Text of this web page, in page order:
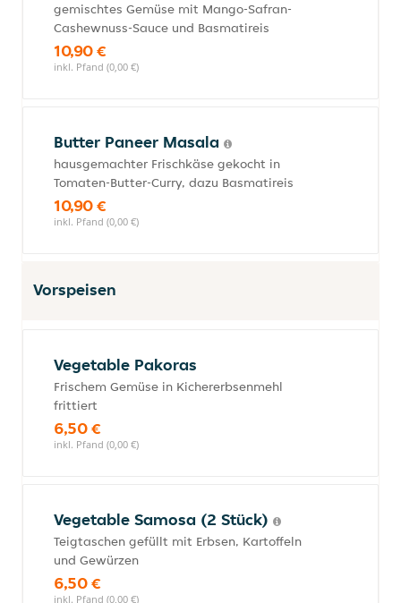
gemischtes Gemüse mit Mango-Safran-
Cashewnuss-Sauce und Basmatireis
10,90 €
inkl. Pfand (0,00 €)
Butter Paneer Masala
hausgemachter Frischkäse gekocht in
Tomaten-Butter-Curry, dazu Basmatireis
10,90 €
inkl. Pfand (0,00 €)
Vorspeisen
Vegetable Pakoras
Frischem Gemüse in Kichererbsenmehl
frittiert
6,50 €
inkl. Pfand (0,00 €)
Vegetable Samosa (2 Stück)
Teigtaschen gefüllt mit Erbsen, Kartoffeln
und Gewürzen
6,50 €
inkl. Pfand (0,00 €)